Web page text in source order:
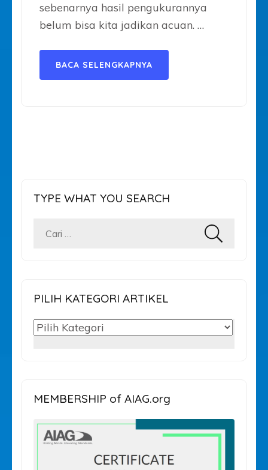
sebenarnya hasil pengukurannya
belum bisa kita jadikan acuan. …
BACA SELENGKAPNYA
TYPE WHAT YOU SEARCH
Cari
PILIH KATEGORI ARTIKEL
PILIH
MEMBERSHIP of AIAG.org